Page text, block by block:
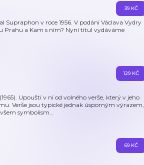
Supraphon v roce 1956. V podání Václava Vydry
Prahu a Kam s ním? Nyní titul vydáváme
39 KČ
Upouští v ní od volného verše, který v jeho
Verše jsou typické jednak úsporným výrazem,
symbolism…
129 KČ
69 KČ